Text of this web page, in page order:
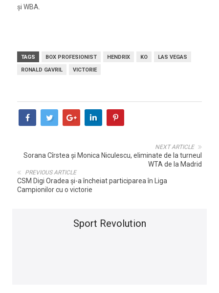
şi WBA.
TAGS BOX PROFESIONIST HENDRIX KO
LAS VEGAS
RONALD GAVRIL
VICTORIE
NEXT ARTICLE
Sorana Cîrstea şi Monica Niculescu, eliminate de la turneul
WTA de la Madrid
PREVIOUS ARTICLE
CSM Digi Oradea şi-a încheiat participarea în Liga
Campionilor cu o victorie
Sport Revolution